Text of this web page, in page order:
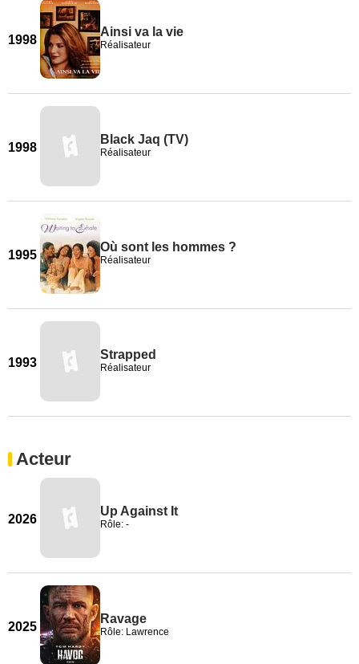
1998
Ainsi va la vie
Réalisateur
1998
Black Jaq (TV)
Réalisateur
1995
Où sont les hommes ?
Réalisateur
1993
Strapped
Réalisateur
Acteur
2026
Up Against It
Rôle: -
2025
Ravage
Rôle: Lawrence